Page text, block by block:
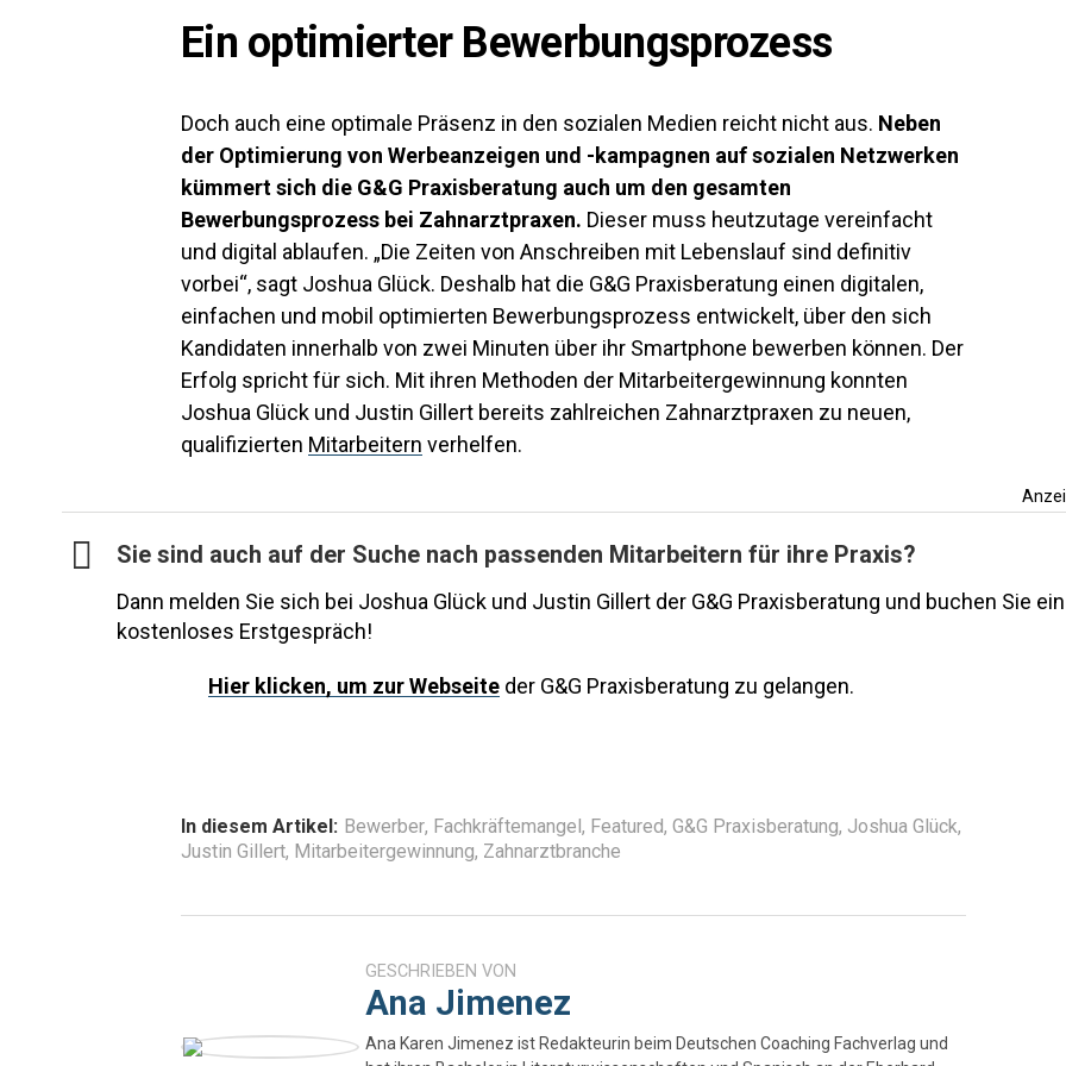
Ein optimierter Bewerbungsprozess
Doch auch eine optimale Präsenz in den sozialen Medien reicht nicht aus. Neben
der Optimierung von Werbeanzeigen und -kampagnen auf sozialen Netzwerken
kümmert sich die G&G Praxisberatung auch um den gesamten
Bewerbungsprozess bei Zahnarztpraxen. Dieser muss heutzutage vereinfacht
und digital ablaufen. „Die Zeiten von Anschreiben mit Lebenslauf sind definitiv
vorbei“, sagt Joshua Glück. Deshalb hat die G&G Praxisberatung einen digitalen,
einfachen und mobil optimierten Bewerbungsprozess entwickelt, über den sich
Kandidaten innerhalb von zwei Minuten über ihr Smartphone bewerben können. Der
Erfolg spricht für sich. Mit ihren Methoden der Mitarbeitergewinnung konnten
Joshua Glück und Justin Gillert bereits zahlreichen Zahnarztpraxen zu neuen,
qualifizierten Mitarbeitern verhelfen.
Sie sind auch auf der Suche nach passenden Mitarbeitern für ihre Praxis?
Dann melden Sie sich bei Joshua Glück und Justin Gillert der G&G Praxisberatung und buchen Sie ein
kostenloses Erstgespräch!
Hier klicken, um zur Webseite der G&G Praxisberatung zu gelangen.
In diesem Artikel: Bewerber, Fachkräftemangel, Featured, G&G Praxisberatung, Joshua Glück,
Justin Gillert, Mitarbeitergewinnung, Zahnarztbranche
GESCHRIEBEN VON
Ana Jimenez
Ana Karen Jimenez ist Redakteurin beim Deutschen Coaching Fachverlag und